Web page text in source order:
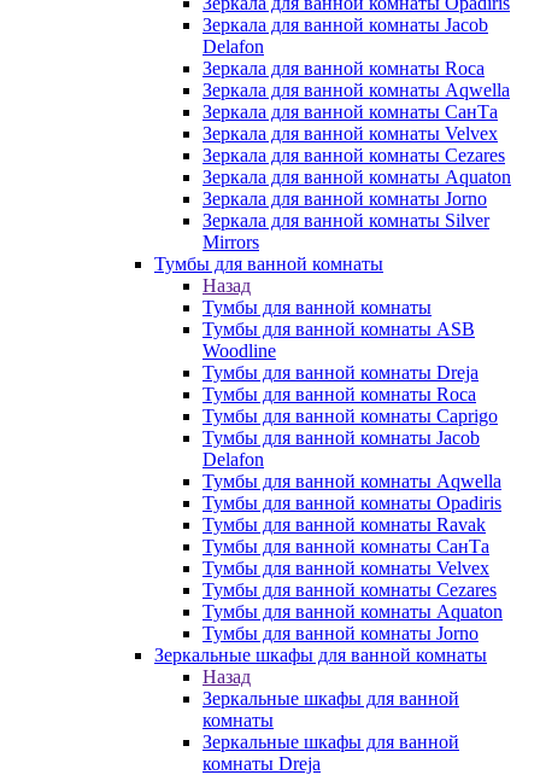
Зеркала для ванной комнаты Jacob
Delafon
Зеркала для ванной комнаты Roca
Зеркала для ванной комнаты Aqwella
Зеркала для ванной комнаты СанТа
Зеркала для ванной комнаты Velvex
Зеркала для ванной комнаты Cezares
Зеркала для ванной комнаты Aquaton
Зеркала для ванной комнаты Jorno
Зеркала для ванной комнаты Silver
Mirrors
Тумбы для ванной комнаты
Назад
Тумбы для ванной комнаты
Тумбы для ванной комнаты ASB
Woodline
Тумбы для ванной комнаты Dreja
Тумбы для ванной комнаты Roca
Тумбы для ванной комнаты Caprigo
Тумбы для ванной комнаты Jacob
Delafon
Тумбы для ванной комнаты Aqwella
Тумбы для ванной комнаты Opadiris
Тумбы для ванной комнаты Ravak
Тумбы для ванной комнаты СанТа
Тумбы для ванной комнаты Velvex
Тумбы для ванной комнаты Cezares
Тумбы для ванной комнаты Aquaton
Тумбы для ванной комнаты Jorno
Зеркальные шкафы для ванной комнаты
Назад
Зеркальные шкафы для ванной
комнаты
Зеркальные шкафы для ванной
комнаты Dreja